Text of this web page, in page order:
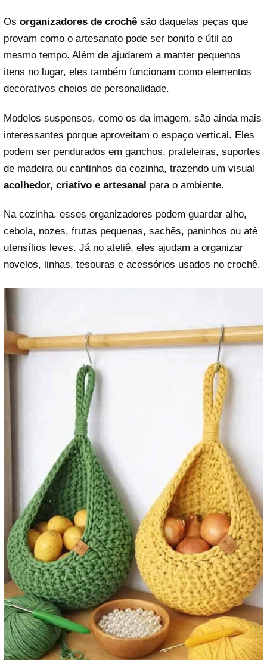
Os organizadores de crochê são daquelas peças que
provam como o artesanato pode ser bonito e útil ao
mesmo tempo. Além de ajudarem a manter pequenos
itens no lugar, eles também funcionam como elementos
decorativos cheios de personalidade.
Modelos suspensos, como os da imagem, são ainda mais
interessantes porque aproveitam o espaço vertical. Eles
podem ser pendurados em ganchos, prateleiras, suportes
de madeira ou cantinhos da cozinha, trazendo um visual
acolhedor, criativo e artesanal para o ambiente.
Na cozinha, esses organizadores podem guardar alho,
cebola, nozes, frutas pequenas, sachês, paninhos ou até
utensílios leves. Já no ateliê, eles ajudam a organizar
novelos, linhas, tesouras e acessórios usados no crochê.